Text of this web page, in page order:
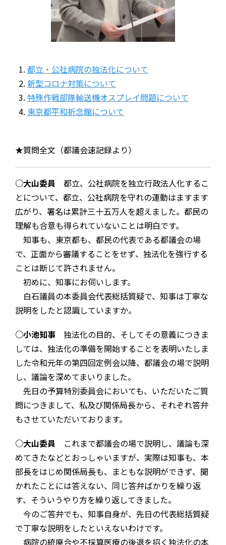
都立・公社病院の独法化について
新型コロナ対策について
特殊作戦部隊輸送機オスプレイ問題について
東京都平和祈念館について
★質問全文（都議会速記録より）
○大山委員 都立、公社病院を独立行政法人化するこ
とについて、都立、公社病院を守れの運動はますます
広がり、署名は累計三十五万人を超えました。都民の
理解も合意も得られていないことは明白です。
知事も、東京都も、都民の代表である都議会の場
で、正面から審議することをせず、独法化を強行する
ことは断じて許されません。
初めに、知事にお伺いします。
白石議員の本委員会代表総括質疑で、知事は丁寧な
説明をしたと認識していますか。
○小池知事 独法化の目的、そしてその意義につきま
しては、独法化の準備を開始することを表明いたしま
した令和元年の第四回定例会以降、都議会の場で説明
し、議論を深めてまいりました。
先日の予算特別委員会においても、いただいたご質
問につきまして、私及び関係局長から、それぞれ答弁
もさせていただいております。
○大山委員 これまで都議会の場で説明し、議論も深
めてきたなどとおっしゃいますが、実際は知事も、本
部長をはじめ関係局長も、まともな説明ができず、聞
かれたことには答えない、同じ答弁ばかりを繰り返
す、そういうやり方を繰り返してきました。
今のご答弁でも、知事自身が、先日の代表総括質疑
で丁寧な説明をしたといえないわけです。
病院の統廃合や不採算医療の後退を招く独法化の本